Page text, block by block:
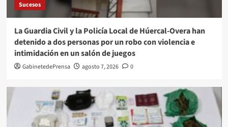
Sucesos
La Guardia Civil y la Policía Local de Húercal-Overa han
detenido a dos personas por un robo con violencia e
intimidación en un salón de juegos
GabinetedePrensa agosto 7, 2026 0